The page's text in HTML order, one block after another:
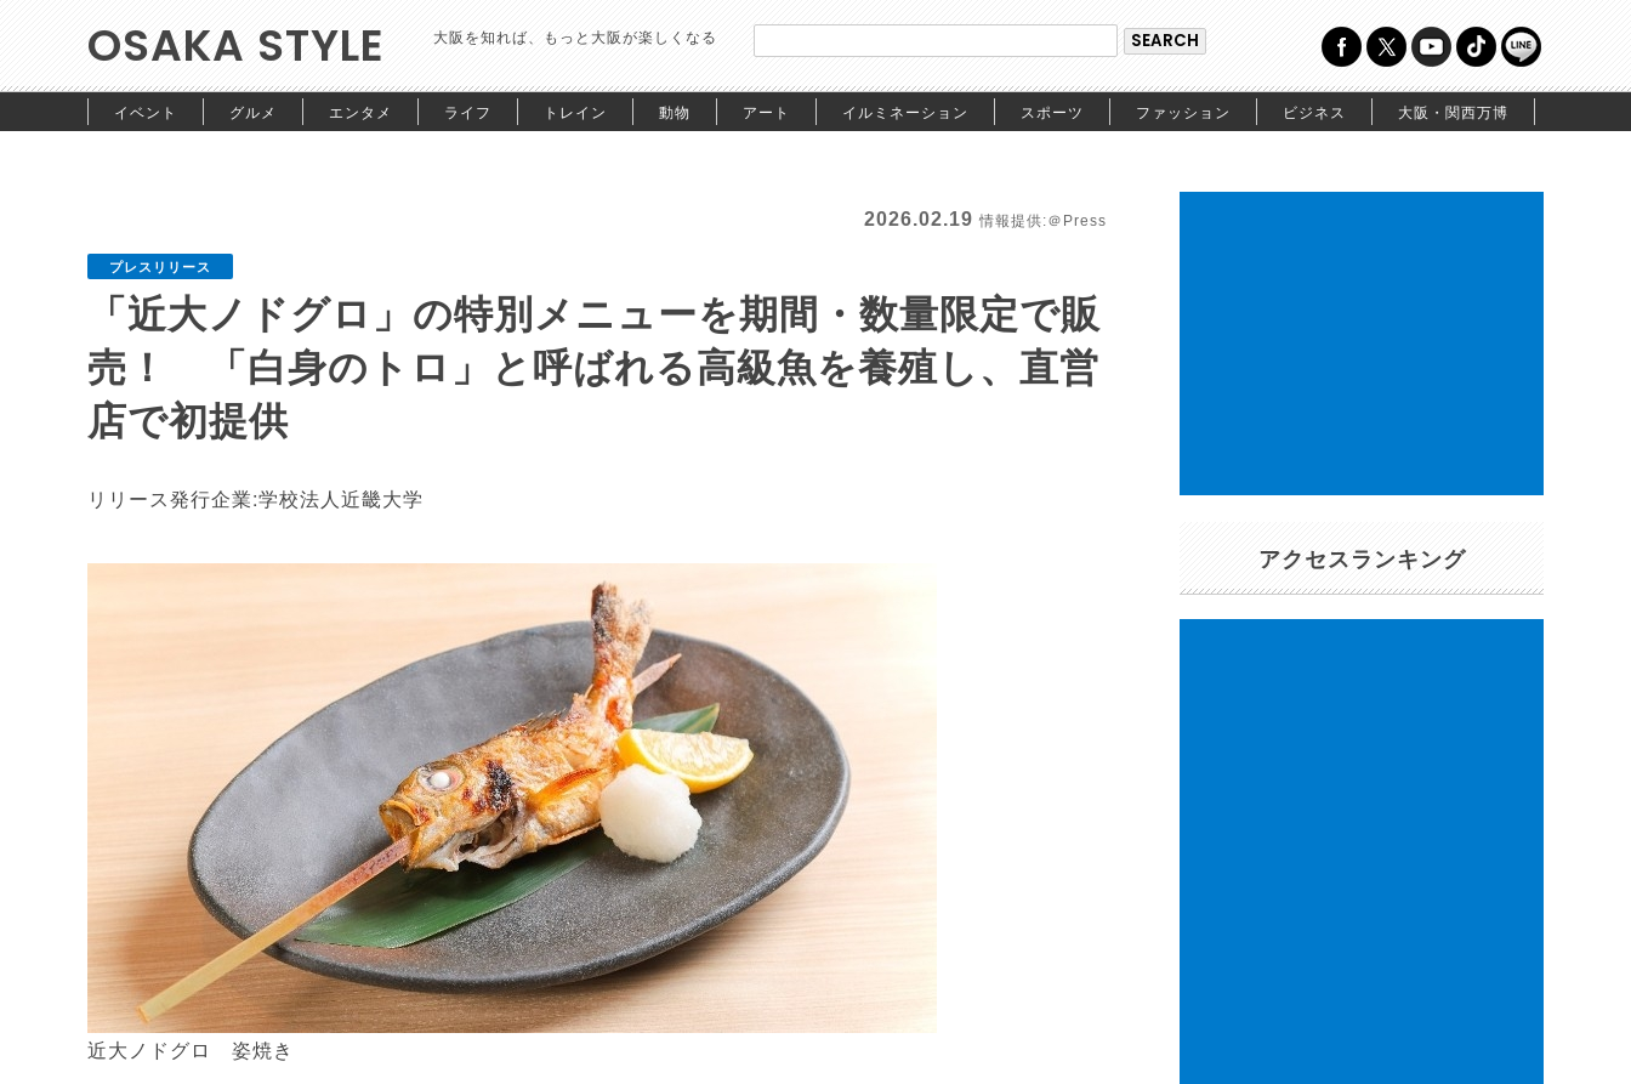
OSAKA STYLE 大阪を知れば、もっと大阪が楽しくなる
イベント グルメ エンタメ ライフ トレイン 動物 アート イルミネーション スポーツ ファッション ビジネス 大阪・関西万博
2026.02.19 情報提供:＠Press
プレスリリース
「近大ノドグロ」の特別メニューを期間・数量限定で販
売！ 「白身のトロ」と呼ばれる高級魚を養殖し、直営
店で初提供
リリース発行企業:学校法人近畿大学
近大ノドグロ 姿焼き
アクセスランキング